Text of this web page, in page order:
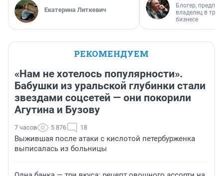
Екатерина Литкевич
Блогер,
владелец в
бизнесе
РЕКОМЕНДУЕМ
«Нам не хотелось популярности».
Бабушки из уральской глубинки стали
звездами соцсетей — они покорили
Агутина и Бузову
7 часов 5 876 18
Выжившая после атаки с кислотой петербурженка
выписалась из больницы